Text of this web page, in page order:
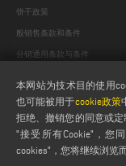
饼干政策
般销售条款和条件
分销通用条款与条件
本网站为技术目的使用
也可能被用于cookie政策
拒绝、撤销您的同意或
"接受所有Cookie"，您
cookies"，您将继续浏览